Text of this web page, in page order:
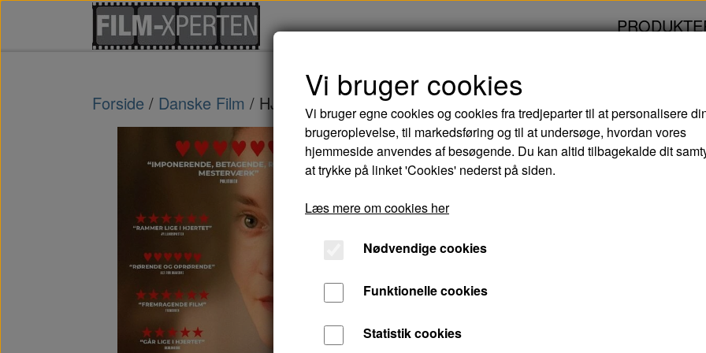
Forside Danske Film HJEM KÆRE HJEM - DVD
HJEM KÆRE HJEM
99,00 kr.
I HJEM KÆRE HJEM møder vi den 32-årige
begynder som hjemmehjælper i et
med sin datter Clara på 10 år. Sofie er hurtig
Vi bruger cookies
Vi bruger egne cookies og cookies fra tredjeparter til at personalisere
brugeroplevelse, til markedsføring og til at undersøge, hvordan vores
hjemmeside anvendes af besøgende. Du kan altid tilbagekalde dit
at trykke på linket 'Cookies' nederst på siden.
Læs mere om cookies her
Nødvendige cookies
Funktionelle cookies
Statistik cookies